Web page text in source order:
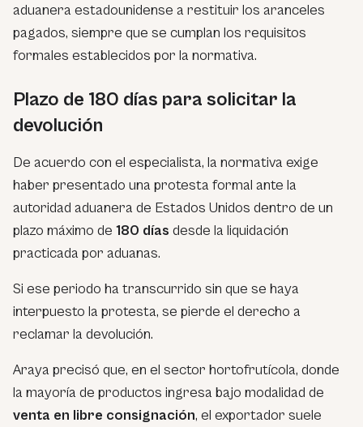
aduanera estadounidense a restituir los aranceles
pagados, siempre que se cumplan los requisitos
formales establecidos por la normativa.
Plazo de 180 días para solicitar la
devolución
De acuerdo con el especialista, la normativa exige
haber presentado una protesta formal ante la
autoridad aduanera de Estados Unidos dentro de un
plazo máximo de 180 días desde la liquidación
practicada por aduanas.
Si ese periodo ha transcurrido sin que se haya
interpuesto la protesta, se pierde el derecho a
reclamar la devolución.
Araya precisó que, en el sector hortofrutícola, donde
la mayoría de productos ingresa bajo modalidad de
venta en libre consignación, el exportador suele